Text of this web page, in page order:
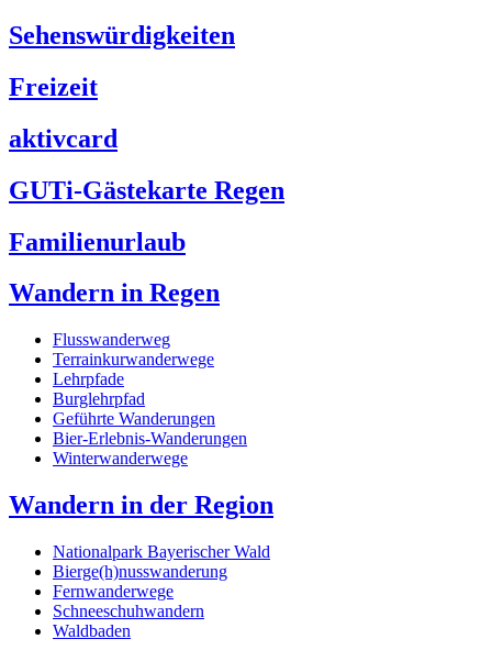
Sehenswürdigkeiten
Freizeit
aktivcard
GUTi-Gästekarte Regen
Familienurlaub
Wandern in Regen
Flusswanderweg
Terrainkurwanderwege
Lehrpfade
Burglehrpfad
Geführte Wanderungen
Bier-Erlebnis-Wanderungen
Winterwanderwege
Wandern in der Region
Nationalpark Bayerischer Wald
Bierge(h)nusswanderung
Fernwanderwege
Schneeschuhwandern
Waldbaden